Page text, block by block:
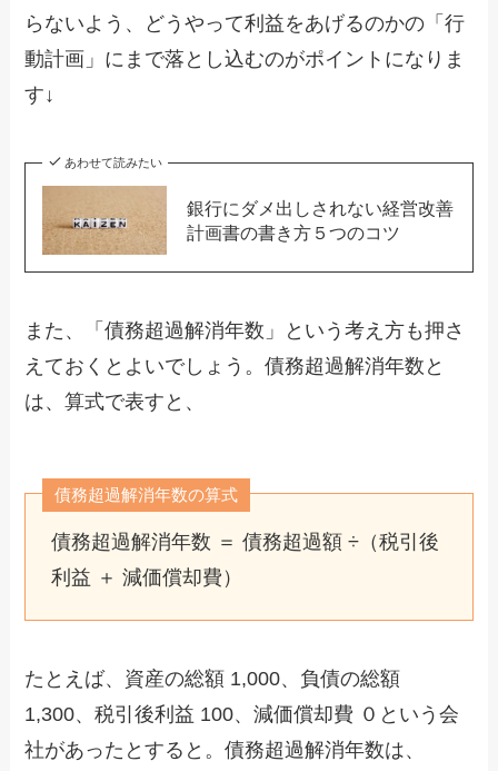
らないよう、どうやって利益をあげるのかの「行
動計画」にまで落とし込むのがポイントになりま
す↓
あわせて読みたい
銀行にダメ出しされない経営改善
計画書の書き方５つのコツ
また、「債務超過解消年数」という考え方も押さ
えておくとよいでしょう。債務超過解消年数と
は、算式で表すと、
債務超過解消年数の算式
債務超過解消年数 ＝ 債務超過額 ÷（税引後
利益 ＋ 減価償却費）
たとえば、資産の総額 1,000、負債の総額
1,300、税引後利益 100、減価償却費 ０という会
社があったとすると。債務超過解消年数は、